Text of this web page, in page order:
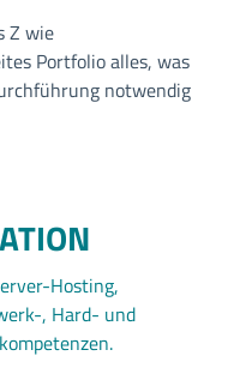
Z wie
Portfolio alles, was
notwendig
Hosting,
, Hard- und